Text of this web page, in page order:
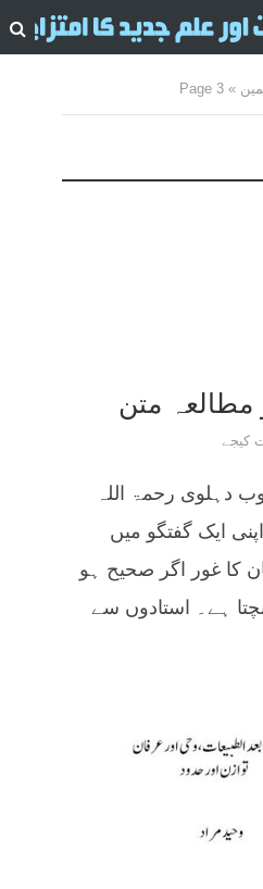
»
Page 3
مطالعہ متن
کیجے
دہلوی رحمۃ اللہ
ایک گفتگو میں
کا غور اگر صحیح ہو
ہے۔ استادوں سے